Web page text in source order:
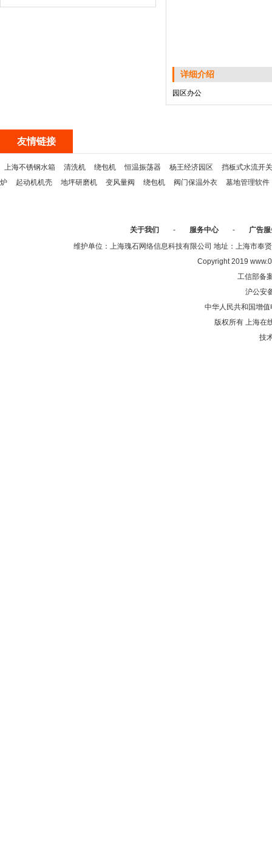
详细介绍
园区办公
友情链接
上海不锈钢水箱 清洗机 绕包机 恒温振荡器 杨王经济园区
挡板式水流开关
炉
起动机机壳 地坪研磨机 变风量阀 绕包机 阀门保温外衣 墓地管理软件
关于我们 - 服务中心 -
广告
维护单位：上海瑰石网络信息科技有限公司 地址：上海市
Copyright 2019
工信部备
沪公安
中华人民共和国增
版权所有 上海在
技